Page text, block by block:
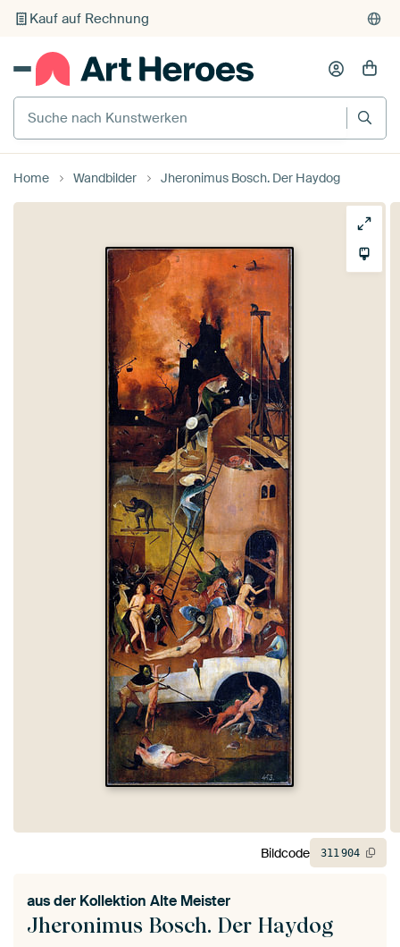
Kauf auf Rechnung
Individueller Druck auf Bestellung
Suche nach Kunstwerken
Home Wandbilder Jheronimus Bosch. Der Haydog
Jheronimus Bosch. Der Haydog
aus der Kollektion Alte Meister
Bildcode 311904